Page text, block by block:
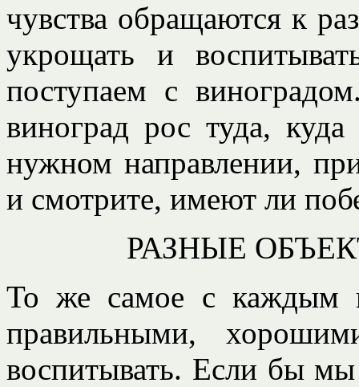
чувства обращаются к
укрощать и
поступаем с
виноград рос туда, куда
нужном направлении,
и смотрите, имеют ли
РАЗНЫЕ
То же самое с каждым
правильными,
воспитывать. Если бы